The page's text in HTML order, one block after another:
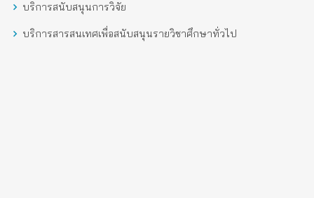
บริการสนับสนุนการวิจัย
บริการสารสนเทศเพื่อสนับสนุนรายวิชาศึกษาทั่วไป